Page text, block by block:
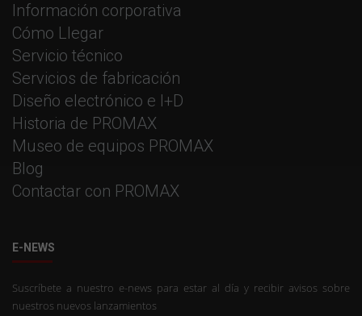
Información corporativa
Cómo Llegar
Servicio técnico
Servicios de fabricación
Diseño electrónico e I+D
Historia de PROMAX
Museo de equipos PROMAX
Blog
Contactar con PROMAX
E-NEWS
Suscríbete a nuestro e-news para estar al día y recibir avisos sobre
nuestros nuevos lanzamientos